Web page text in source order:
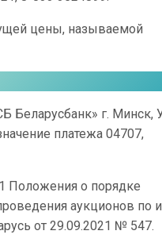
цены, называемой
Беларусбанк» г. Минск,
платежа 04707,
Положения о порядке
аукционов по
от 29.09.2021 № 547.